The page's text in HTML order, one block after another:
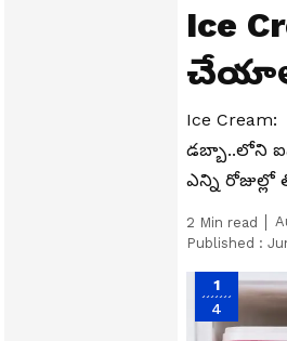
Ice
Ice
డబ్బా..లోని
ఎన్ని
2 Min read
Published :
1
4